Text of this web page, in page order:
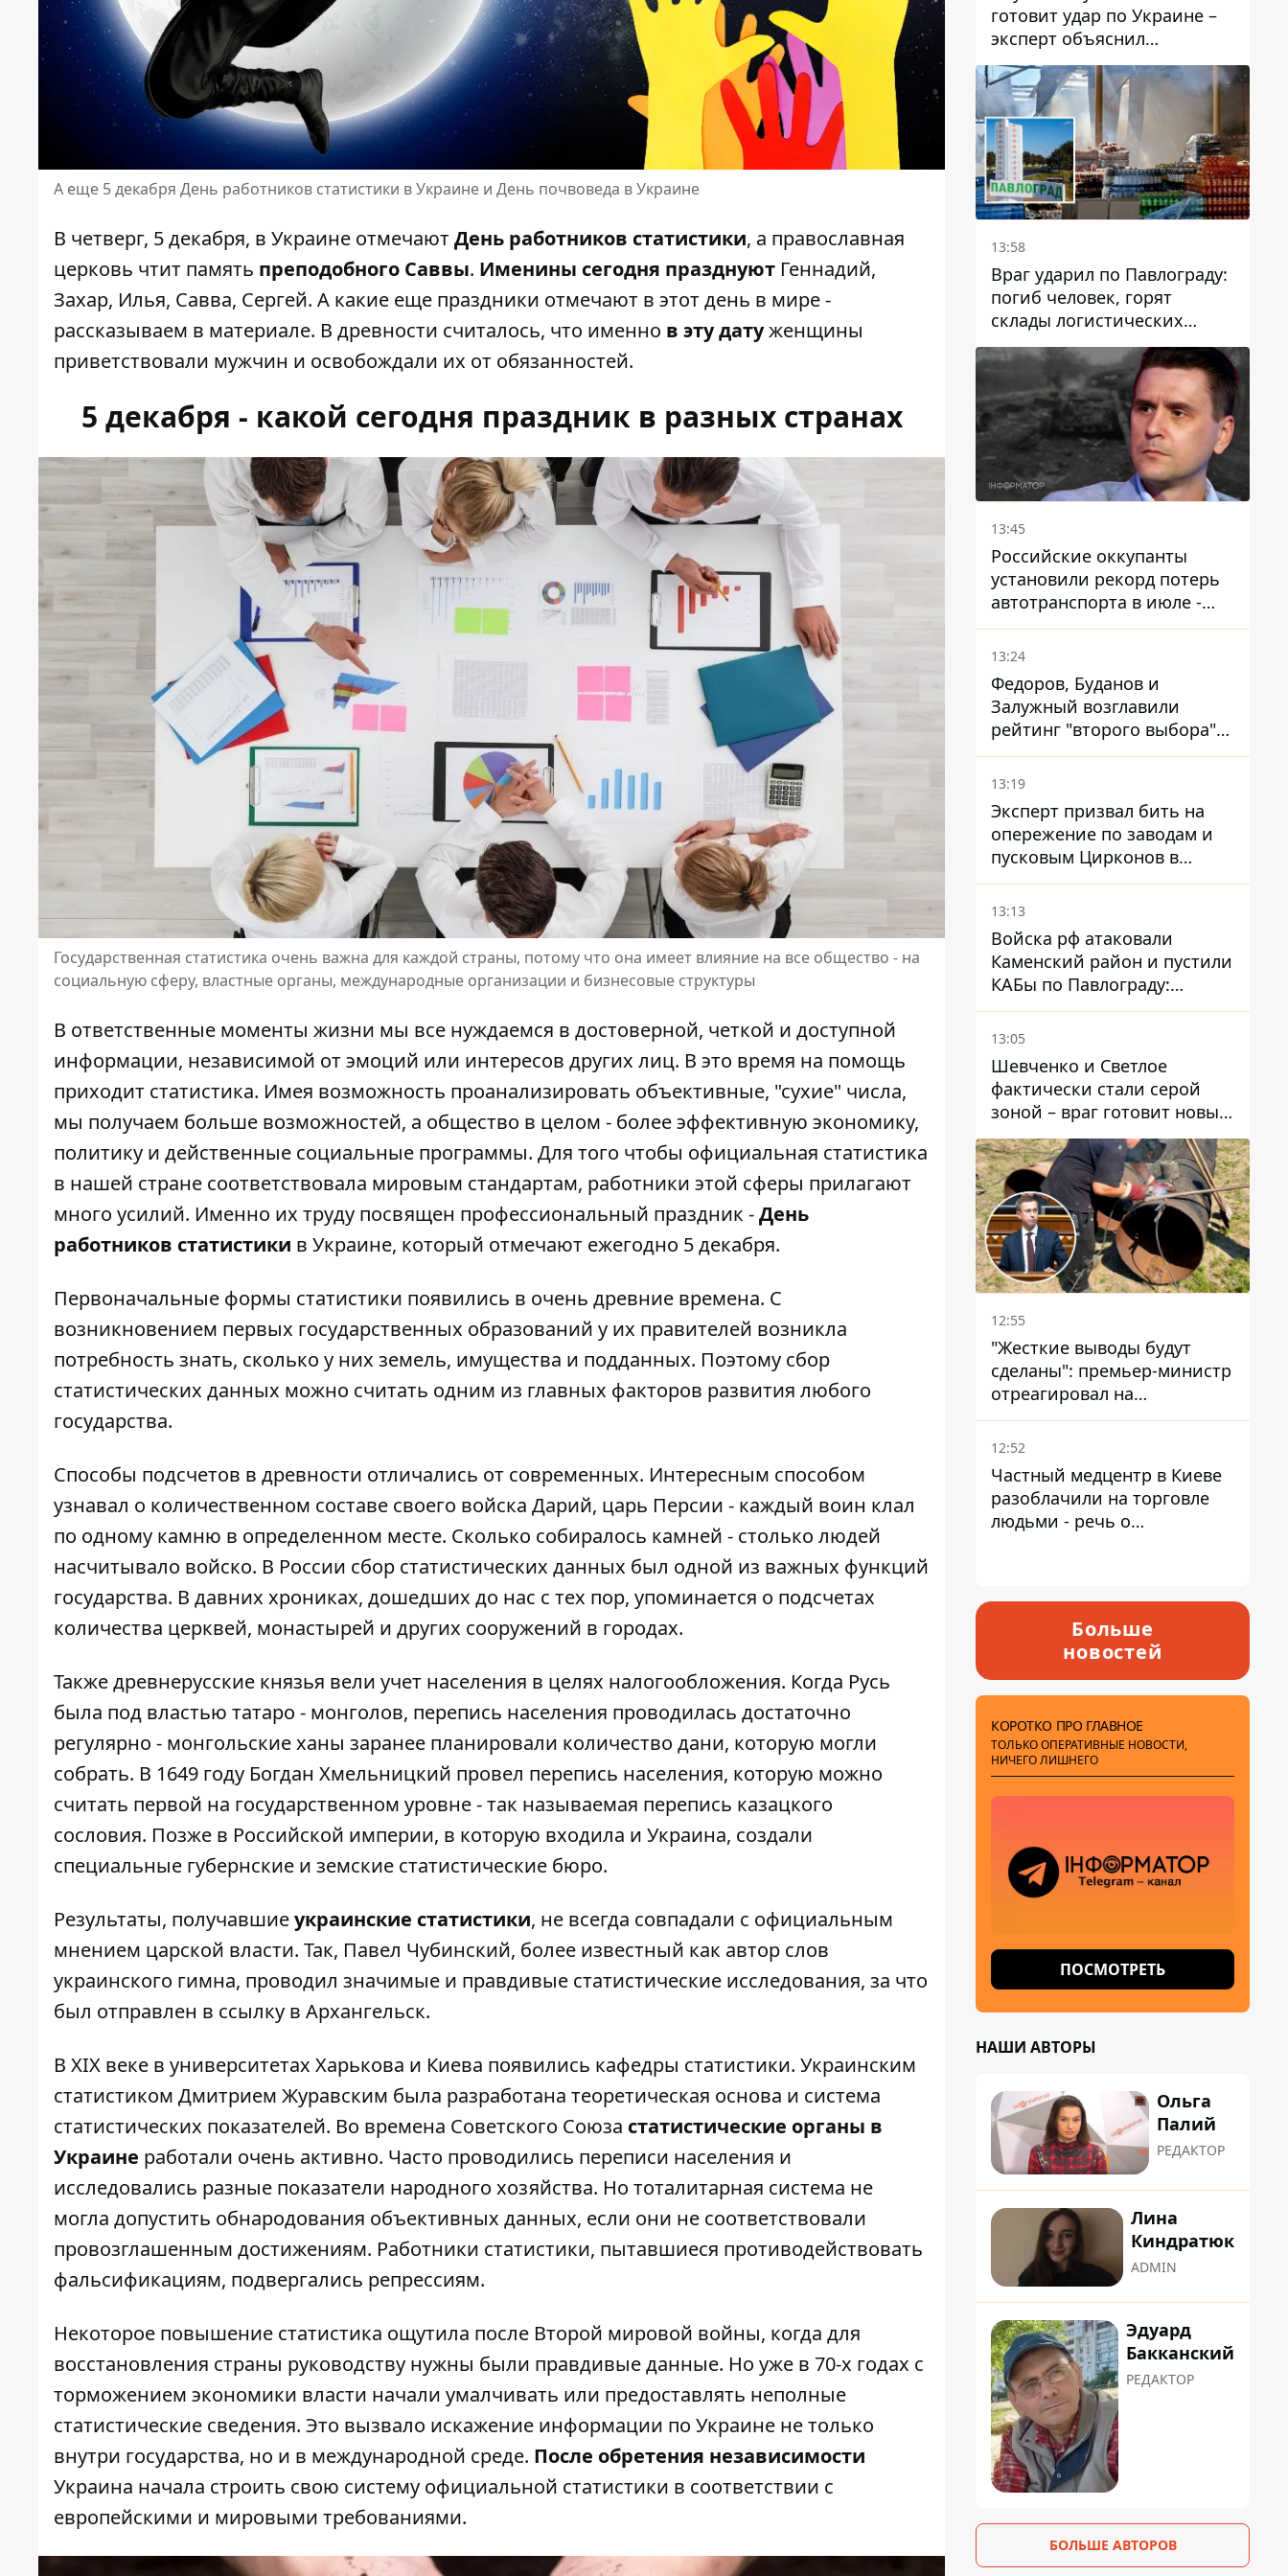
А еще 5 декабря День работников статистики в Украине и День почвоведа в Украине
В четверг, 5 декабря, в Украине отмечают День работников статистики, а православная
церковь чтит память преподобного Саввы. Именины сегодня празднуют Геннадий,
Захар, Илья, Савва, Сергей. А какие еще праздники отмечают в этот день в мире -
рассказываем в материале. В древности считалось, что именно в эту датуженщины
приветствовали мужчин и освобождали их от обязанностей.
5 декабря - какой сегодня праздник в разных странах
Государственная статистика очень важна для каждой страны, потому что она имеет влияние на все общество - на
социальную сферу, властные органы, международные организации и бизнесовые структуры
В ответственные моменты жизни мы все нуждаемся в достоверной, четкой и доступной
информации, независимой от эмоций или интересов других лиц. В это время на помощь
приходит статистика. Имея возможность проанализировать объективные, "сухие" числа,
мы получаем больше возможностей, а общество в целом - более эффективную экономику,
политику и действенные социальные программы. Для того чтобы официальная статистика
в нашей стране соответствовала мировым стандартам, работники этой сферы прилагают
много усилий. Именно их труду посвящен профессиональный праздник -День
работников статистики в Украине, который отмечают ежегодно 5 декабря.
Первоначальные формы статистики появились в очень древние времена. С
возникновением первых государственных образований у их правителей возникла
потребность знать, сколько у них земель, имущества и подданных. Поэтому сбор
статистических данных можно считать одним из главных факторов развития любого
государства.
Способы подсчетов в древности отличались от современных. Интересным способом
узнавал о количественном составе своего войска Дарий, царь Персии - каждый воин клал
по одному камню в определенном месте. Сколько собиралось камней - столько людей
насчитывало войско. В России сбор статистических данных был одной из важных функций
государства. В давних хрониках, дошедших до нас с тех пор, упоминается о подсчетах
количества церквей, монастырей и других сооружений в городах.
Также древнерусские князья вели учет населения в целях налогообложения. Когда Русь
была под властью татаро - монголов, перепись населения проводилась достаточно
регулярно - монгольские ханы заранее планировали количество дани, которую могли
собрать. В 1649 году Богдан Хмельницкий провел перепись населения, которую можно
считать первой на государственном уровне - так называемая перепись казацкого
сословия. Позже в Российской империи, в которую входила и Украина, создали
специальные губернские и земские статистические бюро.
Результаты, получавшиеукраинские статистики, не всегда совпадали с официальным
мнением царской власти. Так, Павел Чубинский, более известный как автор слов
украинского гимна, проводил значимые и правдивые статистические исследования, за что
был отправлен в ссылку в Архангельск.
В XIX веке в университетах Харькова и Киева появились кафедры статистики. Украинским
статистиком Дмитрием Журавским была разработана теоретическая основа и система
статистических показателей. Во времена Советского Союза статистические органы в
Украине работали очень активно. Часто проводились переписи населения и
исследовались разные показатели народного хозяйства. Но тоталитарная система не
могла допустить обнародования объективных данных, если они не соответствовали
провозглашенным достижениям. Работники статистики, пытавшиеся противодействовать
фальсификациям, подвергались репрессиям.
Некоторое повышение статистика ощутила после Второй мировой войны, когда для
восстановления страны руководству нужны были правдивые данные. Но уже в 70-х годах с
торможением экономики власти начали умалчивать или предоставлять неполные
статистические сведения. Это вызвало искажение информации по Украине не только
внутри государства, но и в международной среде. После обретения независимости
Украина начала строить свою систему официальной статистики в соответствии с
европейскими и мировыми требованиями.
готовит удар по Украине –
эксперт объяснил
настоящее назначение
новой гомельской бригады
13:58
Враг ударил по Павлограду:
погиб человек, горят
склады логистических
компаний и магазина
13:45
Российские оккупанты
установили рекорд потерь
автотранспорта в июле -
почти 14 тысяч единиц
13:24
Федоров, Буданов и
Залужный возглавили
рейтинг "второго выбора"
украинцев - опрос показал
альтернативные симпатии
13:19
Эксперт призвал бить на
опережение по заводам и
пусковым Цирконов в
России
13:13
Войска рф атаковали
Каменский район и пустили
КАБы по Павлограду:
пострадал мужчина, в небо
поднимается столб дыма
13:05
Шевченко и Светлое
фактически стали серой
зоной – враг готовит новые
атаки на Добропольском
направлении
12:55
"Жесткие выводы будут
сделаны": премьер-министр
отреагировал на
несколькодневное
отсутствие воды в Марганце
12:52
Частный медцентр в Киеве
разоблачили на торговле
людьми - речь о
Больше
новостей
КОРОТКО ПРО ГЛАВНОЕ
ТОЛЬКО ОПЕРАТИВНЫЕ НОВОСТИ,
НИЧЕГО ЛИШНЕГО
ПОСМОТРЕТЬ
НАШИ АВТОРЫ
Ольга
Палий
РЕДАКТОР
Лина
Киндратюк
ADMIN
Эдуард
Бакканский
РЕДАКТОР
БОЛЬШЕ АВТОРОВ